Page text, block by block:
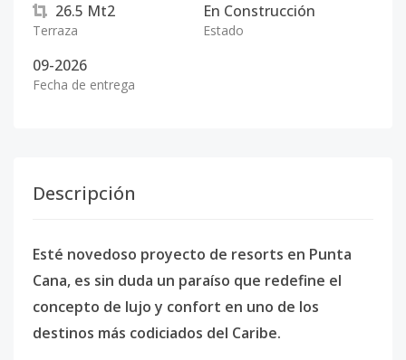
26.5 Mt2
Terraza
En Construcción
Estado
09-2026
Fecha de entrega
Descripción
Esté novedoso proyecto de resorts en Punta
Cana, es sin duda un paraíso que redefine el
concepto de lujo y confort en uno de los
destinos más codiciados del Caribe.